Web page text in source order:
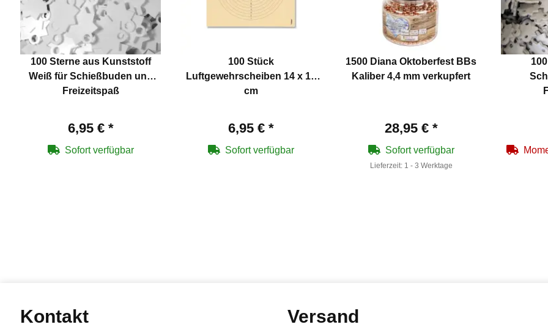
100 Sterne aus Kunststoff
Weiß für Schießbuden und
Freizeitspaß
6,95 € *
Sofort verfügbar
100 Stück
Luftgewehrscheiben 14 x 14
cm
6,95 € *
Sofort verfügbar
1500 Diana Oktoberfest BBs
Kaliber 4,4 mm verkupfert
28,95 € *
Sofort verfügbar
Lieferzeit: 1 - 3 Werktage
Kontakt Versand